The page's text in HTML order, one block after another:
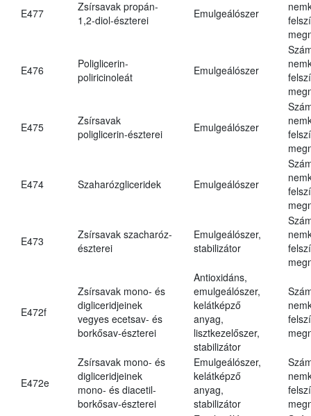
E477
Zsírsavak propán-
1,2-diol-észterei
Emulgeálószer
E476
Poliglicerin-
poliricinoleát
Emulgeálószer
E475
Zsírsavak
poliglicerin-észterei
Emulgeálószer
E474 Szaharózgliceridek Emulgeálószer
E473
Zsírsavak szacharóz-
észterei
Emulgeálószer,
stabilizátor
E472f
Zsírsavak mono- és
digliceridjeinek
vegyes ecetsav- és
borkősav-észterei
Antioxidáns,
emulgeálószer,
kelátképző
anyag,
lisztkezelőszer,
stabilizátor
E472e
Zsírsavak mono- és
digliceridjeinek
mono- és diacetil-
borkősav-észterei
Emulgeálószer,
kelátképző
anyag,
stabilizátor